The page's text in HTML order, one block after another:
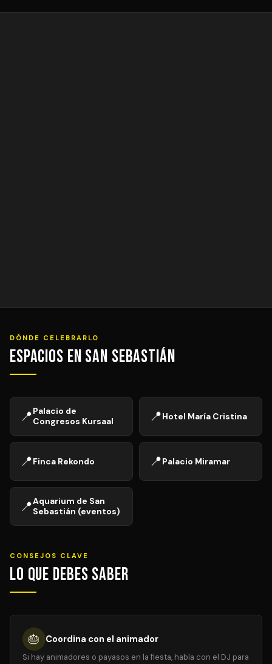
DÓNDE CELEBRARLO
Espacios en San Sebastián
📍Palacio de
Congresos Kursaal
📍Hotel María Cristina
📍Finca Rekondo 📍Palacio Miramar
📍Aquarium de San
Sebastián (eventos)
CONSEJOS CLAVE
Lo que debes saber
🎂 Coordina con el animador
Si hay animadores o payasos en la fiesta, habla con el DJ para